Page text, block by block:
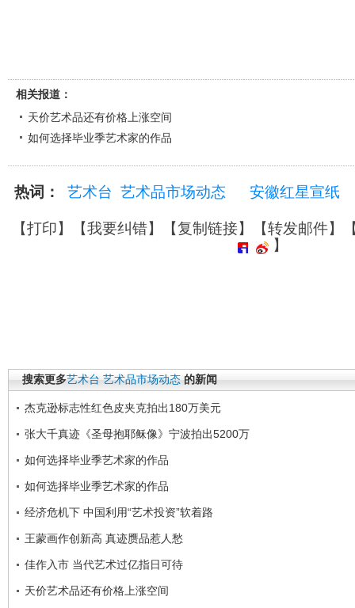
相关报道：
天价艺术品还有价格上涨空间
如何选择毕业季艺术家的作品
热词： 艺术台 艺术品市场动态 安徽红星宣纸
【打印】【我要纠错】【复制链接】【转发邮件】
】
搜索更多艺术台 艺术品市场动态 的新闻
杰克逊标志性红色皮夹克拍出180万美元
张大千真迹《圣母抱耶稣像》宁波拍出5200万
如何选择毕业季艺术家的作品
如何选择毕业季艺术家的作品
经济危机下 中国利用“艺术投资”软着路
王蒙画作创新高 真迹赝品惹人愁
佳作入市 当代艺术过亿指日可待
天价艺术品还有价格上涨空间